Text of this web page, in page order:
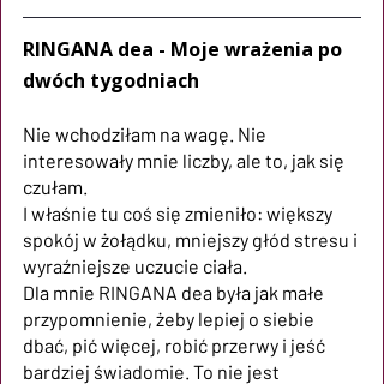
RINGANA dea - Moje wrażenia po
dwóch tygodniach
Nie wchodziłam na wagę. Nie
interesowały mnie liczby, ale to, jak się
czułam.
I właśnie tu coś się zmieniło: większy
spokój w żołądku, mniejszy głód stresu i
wyraźniejsze uczucie ciała.
Dla mnie RINGANA dea była jak małe
przypomnienie, żeby lepiej o siebie
dbać, pić więcej, robić przerwy i jeść
bardziej świadomie. To nie jest